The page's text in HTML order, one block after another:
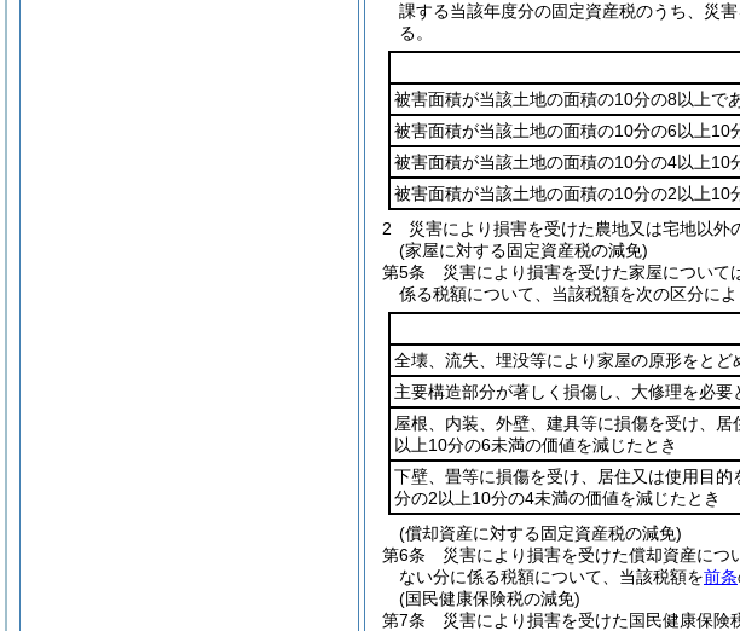
課する当該年度分の固定資産税のうち、災
る。
被害面積が当該土地の面積の10分の8以上で
被害面積が当該土地の面積の10分の6以上10
被害面積が当該土地の面積の10分の4以上10
被害面積が当該土地の面積の10分の2以上10
2
災害により損害を受けた農地又は宅地以外
(家屋に対する固定資産税の減免)
第5条
災害により損害を受けた家屋につい
係る税額について、当該税額を次の区分によ
全壊、流失、埋没等により家屋の原形をとど
主要構造部分が著しく損傷し、大修理を必
屋根、内装、外壁、建具等に損傷を受け、
以上10分の6未満の価値を減じたとき
下壁、畳等に損傷を受け、居住又は使用目
分の2以上10分の4未満の価値を減じたとき
(償却資産に対する固定資産税の減免)
第6条
災害により損害を受けた償却資産に
ない分に係る税額について、当該税額を前条
(国民健康保険税の減免)
第7条
災害により損害を受けた国民健康保